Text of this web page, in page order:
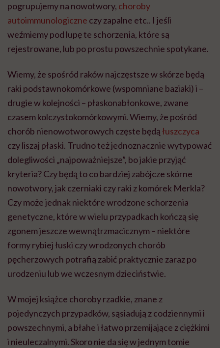
pogrupujemy na nowotwory, choroby
autoimmunologiczne czy zapalne etc.. I jeśli
weźmiemy pod lupę te schorzenia, które są
rejestrowane, lub po prostu powszechnie spotykane.
Wiemy, że spośród raków najczęstsze w skórze będą
raki podstawnokomórkowe (wspomniane baziaki) i –
drugie w kolejności – płaskonabłonkowe, zwane
czasem kolczystokomórkowymi. Wiemy, że pośród
chorób nienowotworowych częste będąłuszczyca
czy liszaj płaski. Trudno też jednoznacznie wytypować
dolegliwości „najpoważniejsze”, bo jakie przyjąć
kryteria? Czy będą to co bardziej zabójcze skórne
nowotwory, jak czerniaki czy raki z komórek Merkla?
Czy może jednak niektóre wrodzone schorzenia
genetyczne, które w wielu przypadkach kończą się
zgonem jeszcze wewnątrzmacicznym – niektóre
formy rybiej łuski czy wrodzonych chorób
pęcherzowych potrafią zabić praktycznie zaraz po
urodzeniu lub we wczesnym dzieciństwie.
W mojej książce choroby rzadkie, znane z
pojedynczych przypadków, sąsiadują z codziennymi i
powszechnymi, a błahe i łatwo przemijające z ciężkimi
i nieuleczalnymi. Skoro nie da się w jednym tomie